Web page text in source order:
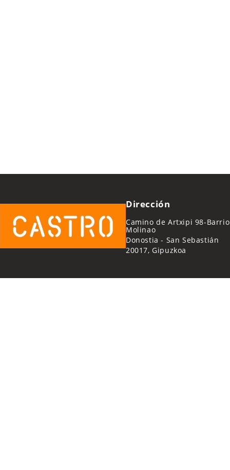
Dirección
Camino de Artxipi 98-Barrio
Molinao
Donostia - San Sebastián
20017, Gipuzkoa